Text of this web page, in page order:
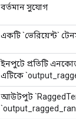
বর্তমান সুযোগ
একটি `ভেরিয়েন্ট`
ইনপুটে প্রতিটি
এটিকে
আউটপুট